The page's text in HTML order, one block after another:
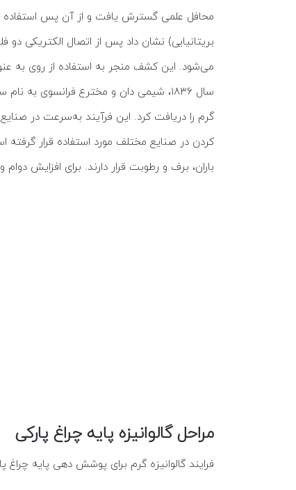
بریتانیایی) نشان داد پس از اتصال الکتریکی
می‌شود. این کشف منجر به استفاده از روی به
گرم را دریافت کرد. این فرآیند به‌سرعت در صنایع
کردن در صنایع مختلف مورد استفاده قرار
باران، برف و رطوبت قرار دارند. برای افزایش
مراحل گالوانیزه پایه چراغ پارکی
فرایند گالوانیزه گرم برای پوشش دهی پایه چراغ